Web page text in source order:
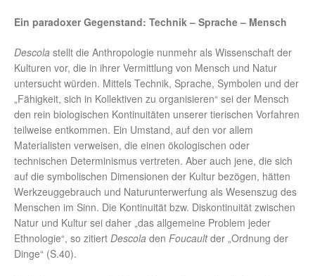
Ein paradoxer Gegenstand: Technik – Sprache – Mensch
Descola stellt die Anthropologie nunmehr als Wissenschaft der
Kulturen vor, die in ihrer Vermittlung von Mensch und Natur
untersucht würden. Mittels Technik, Sprache, Symbolen und der
„Fähigkeit, sich in Kollektiven zu organisieren“ sei der Mensch
den rein biologischen Kontinuitäten unserer tierischen Vorfahren
teilweise entkommen. Ein Umstand, auf den vor allem
Materialisten verweisen, die einen ökologischen oder
technischen Determinismus vertreten. Aber auch jene, die sich
auf die symbolischen Dimensionen der Kultur bezögen, hätten
Werkzeuggebrauch und Naturunterwerfung als Wesenszug des
Menschen im Sinn. Die Kontinuität bzw. Diskontinuität zwischen
Natur und Kultur sei daher „das allgemeine Problem jeder
Ethnologie“, so zitiert Descola den Foucaultder „Ordnung der
Dinge“ (S.40).